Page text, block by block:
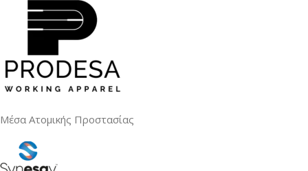
Μέσα Ατομικής Προστασίας